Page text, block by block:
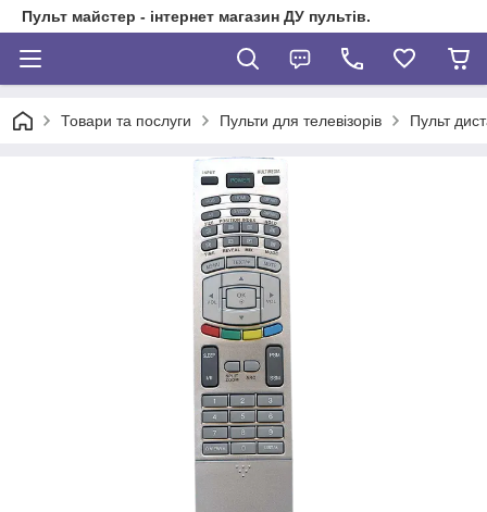
Пульт майстер - інтернет магазин ДУ пультів.
Товари та послуги Пульти для телевізорів Пульт